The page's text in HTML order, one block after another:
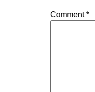
Comment*